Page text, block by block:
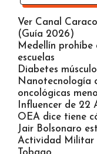
Ver Canal
(Guía 2026)
Medellín prohíbe
escuelas
Diabetes
Nanotecnología
oncológicas
Influencer de 22
OEA dice tiene
Jair Bolsonaro
Actividad Militar